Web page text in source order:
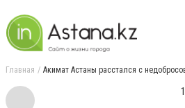
Главная Акимат Астаны расстался с